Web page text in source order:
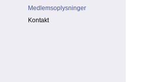
Medlemsoplysninger
Kontakt